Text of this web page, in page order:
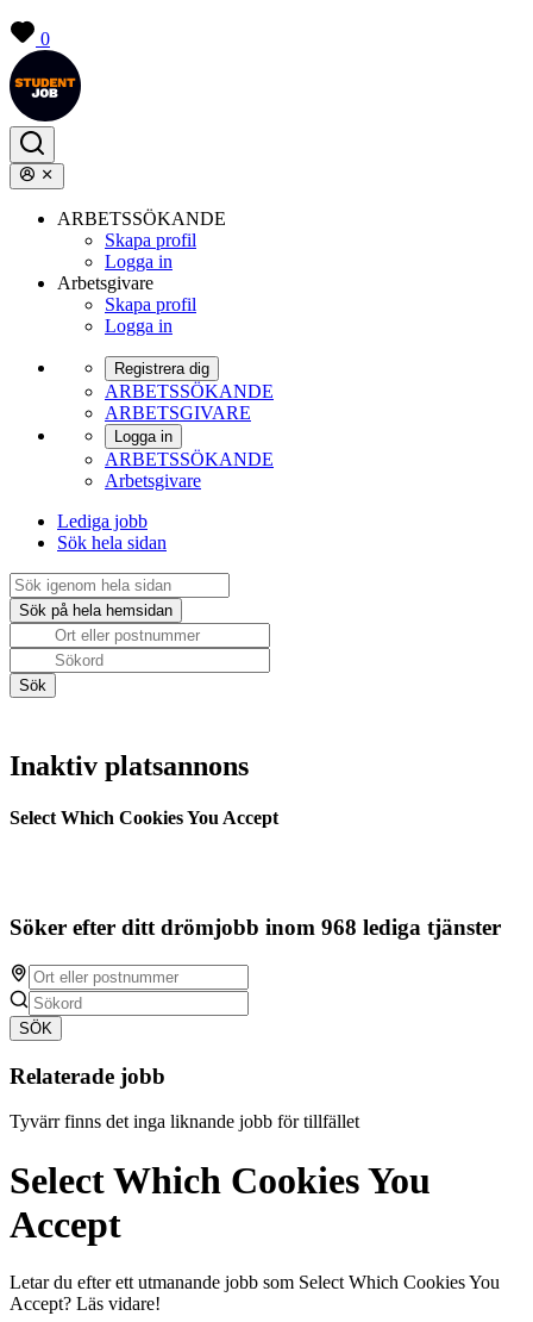
0
ARBETSSÖKANDE
Skapa profil
Logga in
Arbetsgivare
Skapa profil
Logga in
Registrera dig
ARBETSSÖKANDE
ARBETSGIVARE
Logga in
ARBETSSÖKANDE
Arbetsgivare
Lediga jobb
Sök hela sidan
Inaktiv platsannons
Select Which Cookies You Accept
Söker efter ditt drömjobb inom 968 lediga tjänster
SÖK
Relaterade jobb
Tyvärr finns det inga liknande jobb för tillfället
Select Which Cookies You
Accept
Letar du efter ett utmanande jobb som Select Which Cookies You
Accept? Läs vidare!